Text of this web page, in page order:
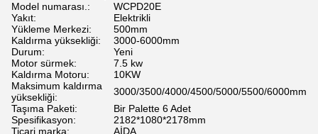
Model numarası.:
WCPD20E
Yakıt:
Elektrikli
Yükleme Merkezi:
500mm
Kaldırma yüksekliği:
3000-6000mm
Durum:
Yeni
Motor sürmek:
7.5 kw
Kaldırma Motoru:
10KW
Maksimum kaldırma
yüksekliği:
3000/3500/4000/4500/5000/5500/6000mm
Taşıma Paketi:
Bir Palette 6 Adet
Spesifikasyon:
2182*1080*2178mm
Ticari marka:
AİDA